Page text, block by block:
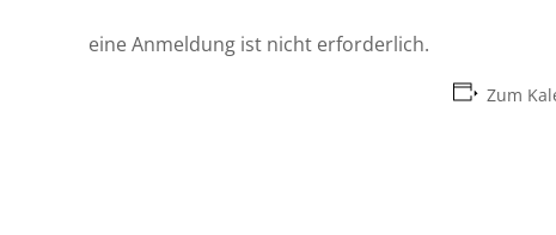
eine Anmeldung ist nicht erforderlich.
Zum